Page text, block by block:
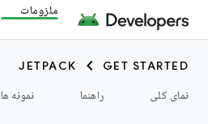
ملزومات
GET STARTED
JETPACK
نمای کلی
راهنما نمونه ها